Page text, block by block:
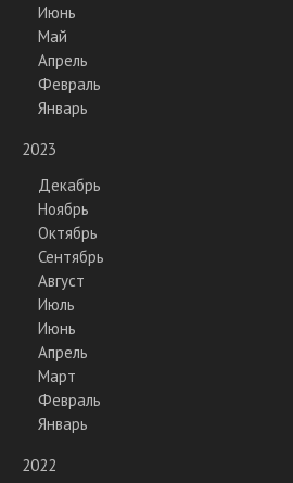
Июнь
Май
Апрель
Февраль
Январь
2023
Декабрь
Ноябрь
Октябрь
Сентябрь
Август
Июль
Июнь
Апрель
Март
Февраль
Январь
2022